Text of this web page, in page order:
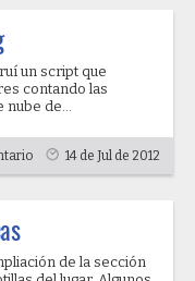
un script que
contando las
nube de...
14 de Jul de 2012
de la sección